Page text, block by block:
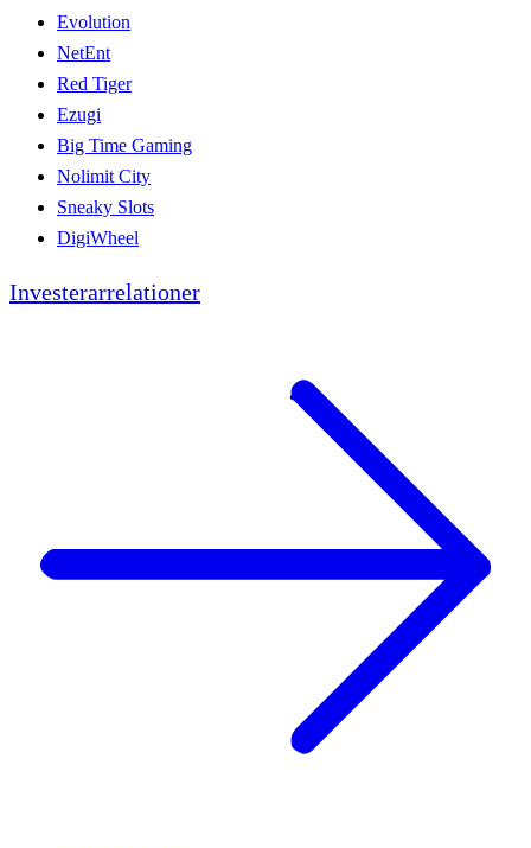
Evolution
NetEnt
Red Tiger
Ezugi
Big Time Gaming
Nolimit City
Sneaky Slots
DigiWheel
Investerarrelationer